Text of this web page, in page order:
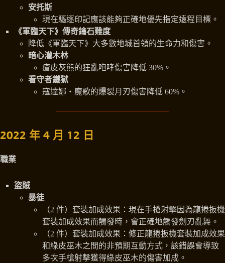
安托斯
現在驅逐印記應該能夠正確地優先指定遠程目標。
《軍臨天下》傳奇鑰石難度
降低《軍臨天下》大多數地城首領的生命力和傷害。
暗心灌木林
瘡皮灰熊的狂亂咆哮傷害降低 30%。
看守者鐵獄
寇達娜‧魔歌的爆裂月刃傷害降低 60%。
2022 年 4 月 12 日
職業
盜賊
暴徒
（2 件）套裝加成效果：現在手槍射擊因為龍捲扳機
套裝加成效果而觸發時，會正確地觸發劍刃亂舞。
（2 件）套裝加成效果：修正龍捲扳機套裝加成效果
和綠皮巫木之間的非預期互動方式，該錯誤會導致
多次手槍射擊獲得綠皮巫木的傷害加成。